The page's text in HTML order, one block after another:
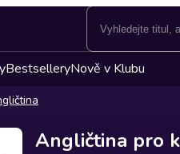
BestselleryNově v Klubu
Angličtina pro